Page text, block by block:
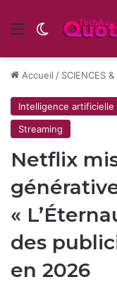
Menu Switch skin
Accueil / SCIENCES
Intelligence artificielle
Streaming
Netflix
«
des
en 2026